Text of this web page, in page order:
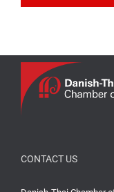
CONTACT US